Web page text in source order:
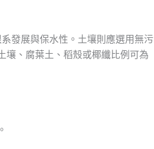
發展與保水性。土壤則應選用無污
壤、腐葉土、稻殼或椰纖比例可為